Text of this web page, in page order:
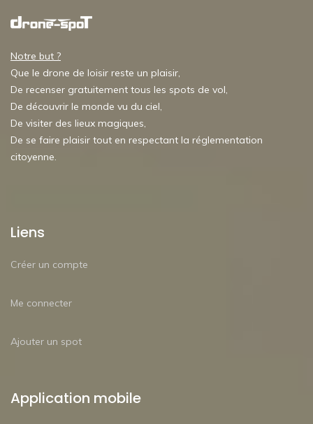
Notre but ?
Que le drone de loisir reste un plaisir,
De recenser gratuitement tous les spots de vol,
De découvrir le monde vu du ciel,
De visiter des lieux magiques,
De se faire plaisir tout en respectant la réglementation
citoyenne.
Liens
Créer un compte
Me connecter
Ajouter un spot
Application mobile